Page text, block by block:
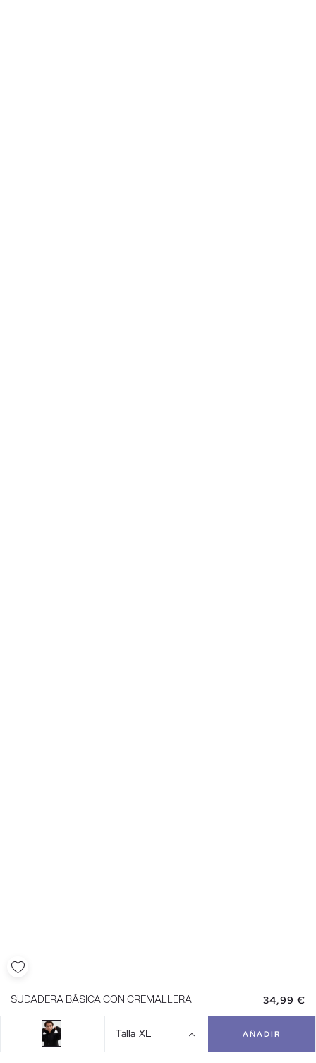
SUDADERA BÁSICA CON CREMALLERA 34,99 €
Talla XL AÑADIR